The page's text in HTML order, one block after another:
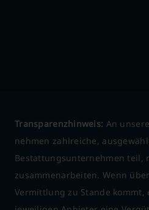
Transparenzhinweis: An
nehmen zahlreiche,
Bestattungsunternehmen teil,
zusammenarbeiten. Wenn
Vermittlung zu Stande kommt,